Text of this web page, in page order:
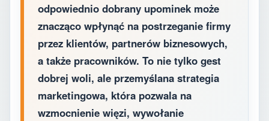
odpowiednio dobrany upominek może
znacząco wpłynąć na postrzeganie firmy
przez klientów, partnerów biznesowych,
a także pracowników. To nie tylko gest
dobrej woli, ale przemyślana strategia
marketingowa, która pozwala na
wzmocnienie więzi, wywołanie